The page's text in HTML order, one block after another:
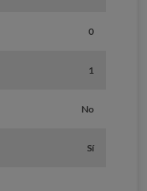
0
1
No
Sí